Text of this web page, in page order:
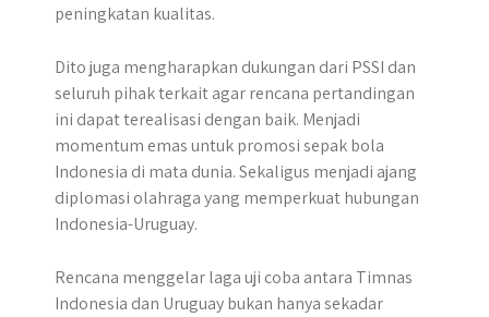
peningkatan kualitas.
Dito juga mengharapkan dukungan dari PSSI dan
seluruh pihak terkait agar rencana pertandingan
ini dapat terealisasi dengan baik. Menjadi
momentum emas untuk promosi sepak bola
Indonesia di mata dunia. Sekaligus menjadi ajang
diplomasi olahraga yang memperkuat hubungan
Indonesia-Uruguay.
Rencana menggelar laga uji coba antara Timnas
Indonesia dan Uruguay bukan hanya sekadar